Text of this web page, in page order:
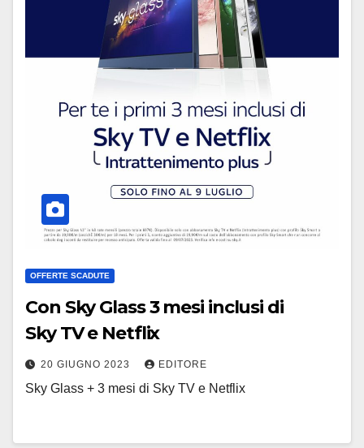
OFFERTE SCADUTE
Con Sky Glass 3 mesi inclusi di
Sky TV e Netflix
20 GIUGNO 2023 EDITORE
Sky Glass + 3 mesi di Sky TV e Netflix